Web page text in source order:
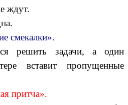
ждут.
смекалки».
решить задачи, а один
вставит пропущенные
притча».